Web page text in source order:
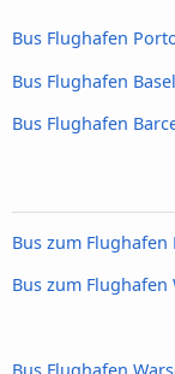
Bus Flughafen
Bus Flughafen
Bus Flughafen
Bus zum
Bus zum Flughafen